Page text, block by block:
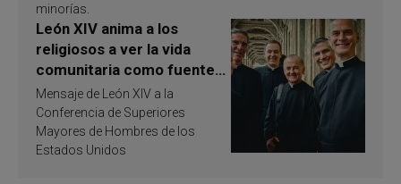
minorías.
León XIV anima a los
religiosos a ver la vida
comunitaria como fuente
de inspiración y
santificación
Mensaje de León XIV a la
Conferencia de Superiores
Mayores de Hombres de los
Estados Unidos